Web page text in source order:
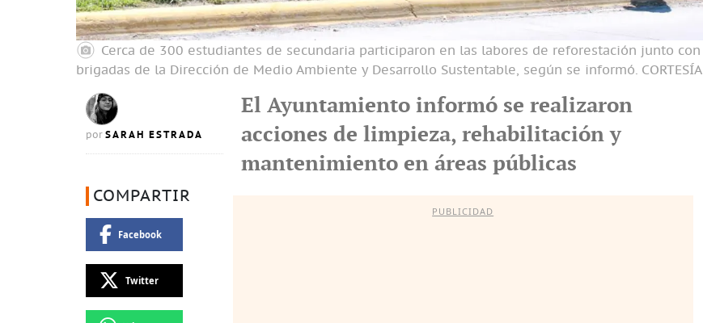
Cerca de 300 estudiantes de secundaria participaron en las labores de reforestación junto con
brigadas de la Dirección de Medio Ambiente y Desarrollo Sustentable, según se informó. CORTESÍA
por SARAH ESTRADA
COMPARTIR
Facebook
Twitter
El Ayuntamiento informó se realizaron
acciones de limpieza, rehabilitación y
mantenimiento en áreas públicas
PUBLICIDAD